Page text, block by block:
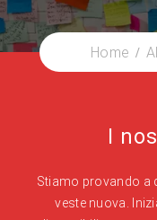
Home
I
Stiamo provando a
veste nuova.